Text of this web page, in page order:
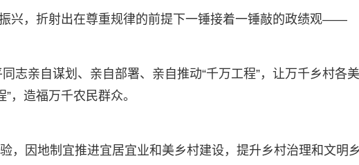
振兴，折射出在尊重规律的前提下一锤接着一锤敲的政绩观——
志亲自谋划、亲自部署、亲自推动“千万工程”，让万千乡村各
，造福万千农民群众。
验，因地制宜推进宜居宜业和美乡村建设，提升乡村治理和文明